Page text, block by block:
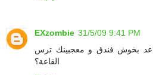
EXzombie 31/5/09 9:41 PM
بخوش فندق و معجبينك ترس
القاعة؟